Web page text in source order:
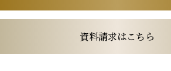
資料請求はこちら